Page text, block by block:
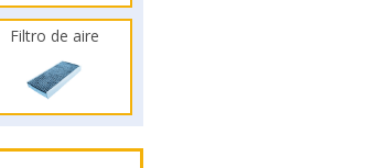
Filtro de aire